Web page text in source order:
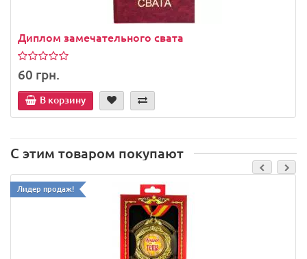
Диплом замечательного свата
60 грн.
В корзину
С этим товаром покупают
Лидер продаж!